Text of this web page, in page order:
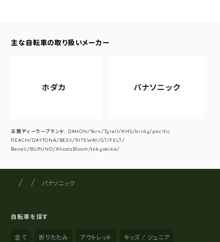
主な自転車の取り扱いメーカー
ホダカ パナソニック
正規ディーラーブランド: DAHON/Tern/Tyrell/KHS/birdy/pacific
REACH/DAYTONA/BESV/RITEWAY/GT/FELT/
Beneli/BURUNO/KhodaBloom/tokyobike/
サイト内の現在地
サイクルショップナカゴヤ
パナソニック
自転車を探す
全て 折りたたみ アウトレット キッズ / ジュニア